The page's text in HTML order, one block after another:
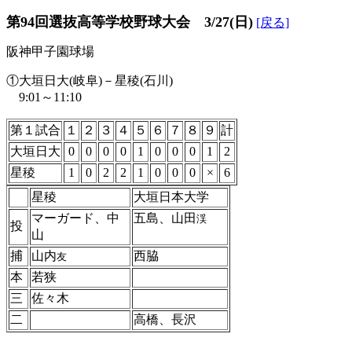
第94回選抜高等学校野球大会 3/27(日) [戻る]
阪神甲子園球場
①大垣日大(岐阜)－星稜(石川)
9:01～11:10
第１試合 １ ２ ３ ４ ５ ６ ７ ８ ９ 計
大垣日大
0 0 0 0 1 0 0 0 1
2
星稜
1 0 2 2 1 0 0 0 ×
6
星稜
大垣日本大学
投
マーガード、中
山
五島、山田 渓
捕 山内友
西脇
本
若狭
三
佐々木
二
高橋、長沢